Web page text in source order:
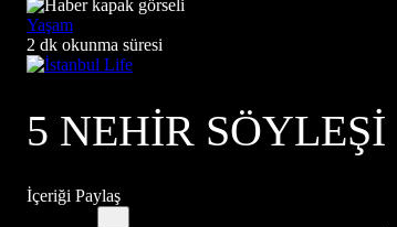
Yaşam
2 dk okunma süresi
5 NEHİR
İçeriği Paylaş